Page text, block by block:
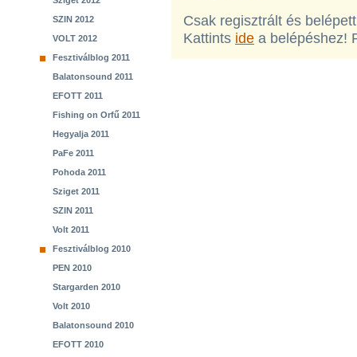
SZIN 2012
VOLT 2012
Fesztiválblog 2011
Balatonsound 2011
EFOTT 2011
Fishing on Orfű 2011
Hegyalja 2011
PaFe 2011
Pohoda 2011
Sziget 2011
SZIN 2011
Volt 2011
Fesztiválblog 2010
PEN 2010
Stargarden 2010
Volt 2010
Balatonsound 2010
EFOTT 2010
Csak regisztrált és
Kattints ide a belépéshez!